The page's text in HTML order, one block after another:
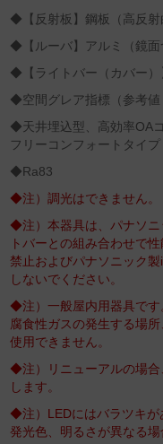
◆【反射板】鋼板（高反射
◆【ルーバ】アルミ（鏡面
◆【ライトバー（カバー）
◆空間グレア指標（参考値
◆天井埋込型、高効率OA
フリーコンフォートタイ
◆Ra83
◆注）調光はできません。
◆注）本器具は、パナソニ
トバーとの組み合わせで
禁止およびパナソニック
しないでください。
◆注）一般屋内用器具です
腐食性ガスの発生する場
使用できません。
◆注）リニューアルの場合
します。
◆注）LEDにはバラツキが
発光色、明るさが異なる場